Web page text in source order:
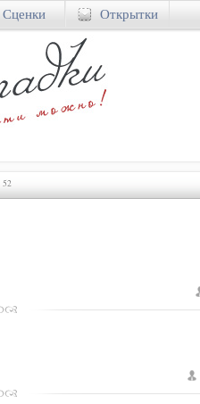
52
Сценки Открытки